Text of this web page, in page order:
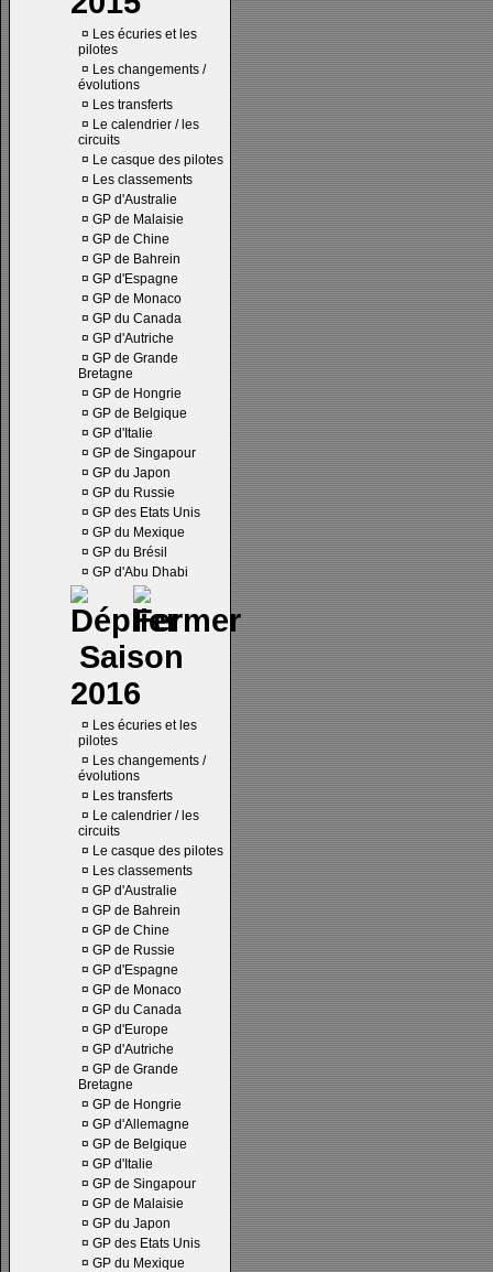
¤ Les écuries et les
pilotes
¤ Les changements /
évolutions
¤ Les transferts
¤ Le calendrier / les
circuits
¤ Le casque des pilotes
¤ Les classements
¤ GP d'Australie
¤ GP de Malaisie
¤ GP de Chine
¤ GP de Bahrein
¤ GP d'Espagne
¤ GP de Monaco
¤ GP du Canada
¤ GP d'Autriche
¤ GP de Grande
Bretagne
¤ GP de Hongrie
¤ GP de Belgique
¤ GP d'Italie
¤ GP de Singapour
¤ GP du Japon
¤ GP du Russie
¤ GP des Etats Unis
¤ GP du Mexique
¤ GP du Brésil
¤ GP d'Abu Dhabi
Saison
2016
¤ Les écuries et les
pilotes
¤ Les changements /
évolutions
¤ Les transferts
¤ Le calendrier / les
circuits
¤ Le casque des pilotes
¤ Les classements
¤ GP d'Australie
¤ GP de Bahrein
¤ GP de Chine
¤ GP de Russie
¤ GP d'Espagne
¤ GP de Monaco
¤ GP du Canada
¤ GP d'Europe
¤ GP d'Autriche
¤ GP de Grande
Bretagne
¤ GP de Hongrie
¤ GP d'Allemagne
¤ GP de Belgique
¤ GP d'Italie
¤ GP de Singapour
¤ GP de Malaisie
¤ GP du Japon
¤ GP des Etats Unis
¤ GP du Mexique